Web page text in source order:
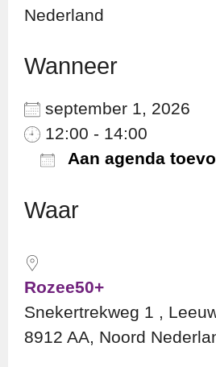
Nederland
Wanneer
september 1, 2026
12:00 - 14:00
Aan agenda
Waar
Rozee50+
Snekertrekweg 1 ,
8912 AA, Noord